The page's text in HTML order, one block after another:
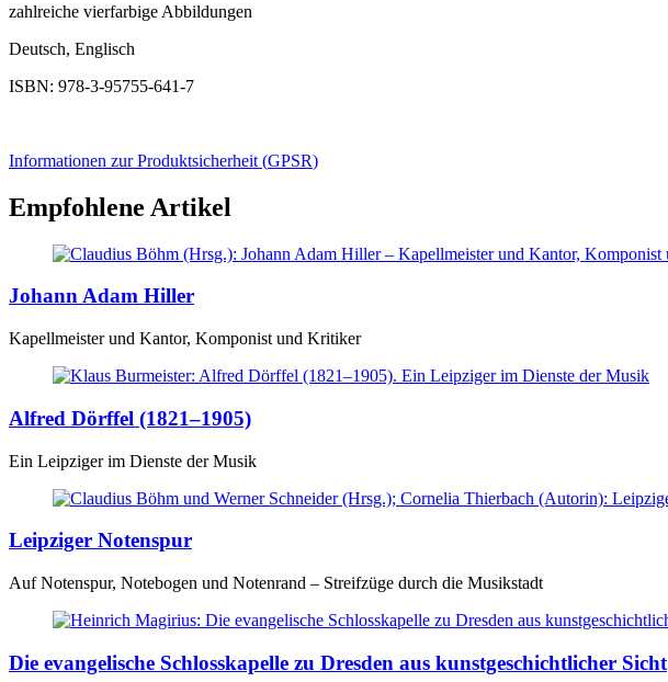
zahlreiche vierfarbige Abbildungen
Deutsch, Englisch
ISBN: 978-3-95755-641-7
Informationen zur Produktsicherheit (GPSR)
Empfohlene Artikel
Johann Adam Hiller
Kapellmeister und Kantor, Komponist und Kritiker
Alfred Dörffel (1821–1905)
Ein Leipziger im Dienste der Musik
Leipziger Notenspur
Auf Notenspur, Notebogen und Notenrand – Streifzüge durch die Musikstadt
Die evangelische Schlosskapelle zu Dresden aus kunstgeschichtlicher Sicht